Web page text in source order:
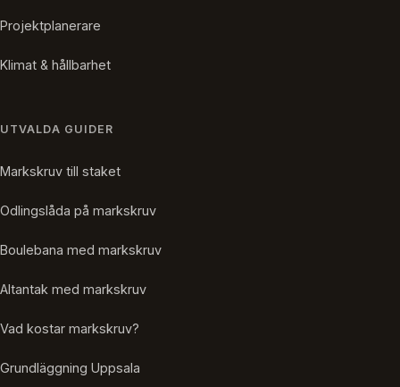
Projektplanerare
Klimat & hållbarhet
UTVALDA GUIDER
Markskruv till staket
Odlingslåda på markskruv
Boulebana med markskruv
Altantak med markskruv
Vad kostar markskruv?
Grundläggning Uppsala